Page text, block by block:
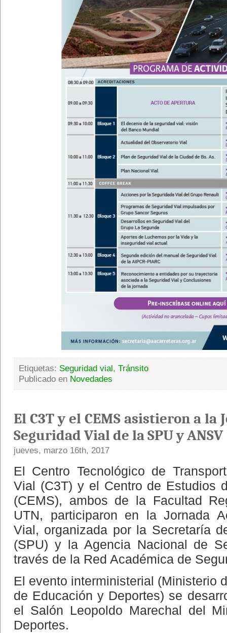
Etiquetas: Seguridad vial, Tránsito
Publicado en Novedades
El C3T y el CEMS asistieron a la
Seguridad Vial de la SPU y ANSV
jueves, marzo 16th, 2017
El Centro Tecnológico de
Vial (C3T) y el Centro de Estudios
(CEMS), ambos de la Facultad
UTN, participaron en la Jornada
Vial, organizada por la Secretaría
(SPU) y la Agencia Nacional de
través de la Red Académica de
El evento interministerial (Ministerio
de Educación y Deportes) se
el Salón Leopoldo Marechal del
Deportes.